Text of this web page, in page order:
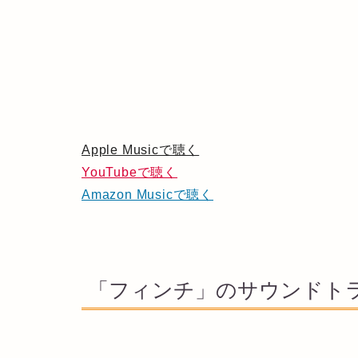
Apple Musicで聴く
YouTubeで聴く
Amazon Musicで聴く
「フィンチ」のサウンドト